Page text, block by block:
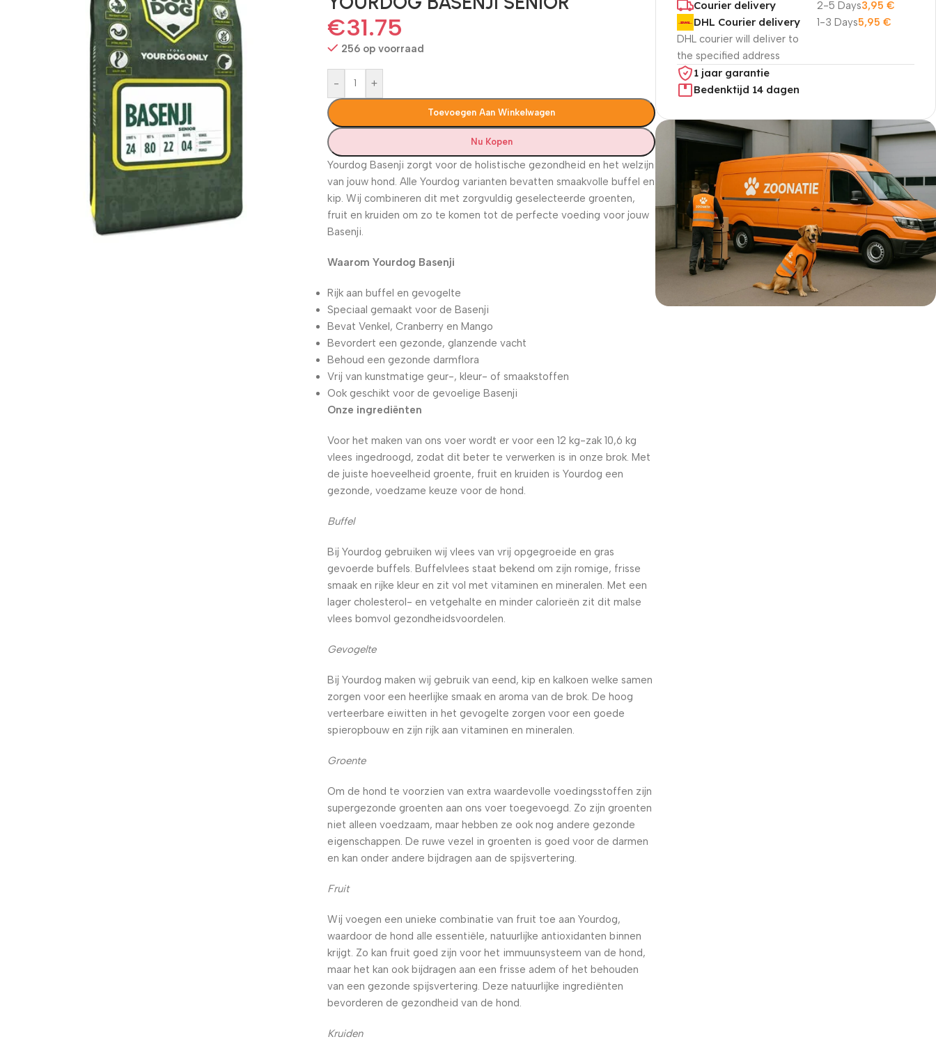
€31.75
256 op voorraad
- +
Toevoegen Aan Winkelwagen
Nu Kopen
Yourdog Basenji zorgt voor de holistische gezondheid en het welzijn
van jouw hond. Alle Yourdog varianten bevatten smaakvolle buffel en
kip. Wij combineren dit met zorgvuldig geselecteerde groenten,
fruit en kruiden om zo te komen tot de perfecte voeding voor jouw
Basenji.
Waarom Yourdog Basenji
Rijk aan buffel en gevogelte
Speciaal gemaakt voor de Basenji
Bevat Venkel, Cranberry en Mango
Bevordert een gezonde, glanzende vacht
Behoud een gezonde darmflora
Vrij van kunstmatige geur-, kleur- of smaakstoffen
Ook geschikt voor de gevoelige Basenji
Onze ingrediënten
Voor het maken van ons voer wordt er voor een 12 kg-zak 10,6 kg
vlees ingedroogd, zodat dit beter te verwerken is in onze brok. Met
de juiste hoeveelheid groente, fruit en kruiden is Yourdog een
gezonde, voedzame keuze voor de hond.
Buffel
Bij Yourdog gebruiken wij vlees van vrij opgegroeide en gras
gevoerde buffels. Buffelvlees staat bekend om zijn romige, frisse
smaak en rijke kleur en zit vol met vitaminen en mineralen. Met een
lager cholesterol- en vetgehalte en minder calorieën zit dit malse
vlees bomvol gezondheidsvoordelen.
Gevogelte
Bij Yourdog maken wij gebruik van eend, kip en kalkoen welke samen
zorgen voor een heerlijke smaak en aroma van de brok. De hoog
verteerbare eiwitten in het gevogelte zorgen voor een goede
spieropbouw en zijn rijk aan vitaminen en mineralen.
Groente
Om de hond te voorzien van extra waardevolle voedingsstoffen zijn
supergezonde groenten aan ons voer toegevoegd. Zo zijn groenten
niet alleen voedzaam, maar hebben ze ook nog andere gezonde
eigenschappen. De ruwe vezel in groenten is goed voor de darmen
en kan onder andere bijdragen aan de spijsvertering.
Fruit
Wij voegen een unieke combinatie van fruit toe aan Yourdog,
waardoor de hond alle essentiële, natuurlijke antioxidanten binnen
krijgt. Zo kan fruit goed zijn voor het immuunsysteem van de hond,
maar het kan ook bijdragen aan een frisse adem of het behouden
van een gezonde spijsvertering. Deze natuurlijke ingrediënten
bevorderen de gezondheid van de hond.
Kruiden
Courier delivery
2-5 Days3,95€
DHL Courier delivery
DHL courier will deliver to
the specified address
1-3 Days5,95€
1 jaar garantie
Bedenktijd 14 dagen